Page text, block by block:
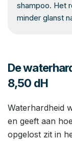
shampoo. Het
minder glanst
De
8,50 dH
Waterhardheid
en geeft aan
opgelost zit in